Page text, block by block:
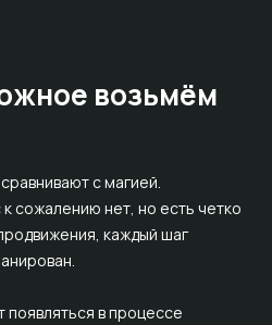
возьмём
с магией.
сожалению нет, но есть четко
каждый шаг
появляться в процессе